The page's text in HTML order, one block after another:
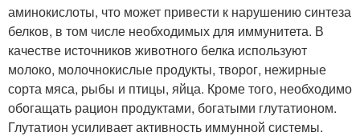
аминокислоты, что может привести к нарушению синтеза
белков, в том числе необходимых для иммунитета. В
качестве источников животного белка используют
молоко, молочнокислые продукты, творог, нежирные
сорта мяса, рыбы и птицы, яйца. Кроме того, необходимо
обогащать рацион продуктами, богатыми глутатионом.
Глутатион усиливает активность иммунной системы.